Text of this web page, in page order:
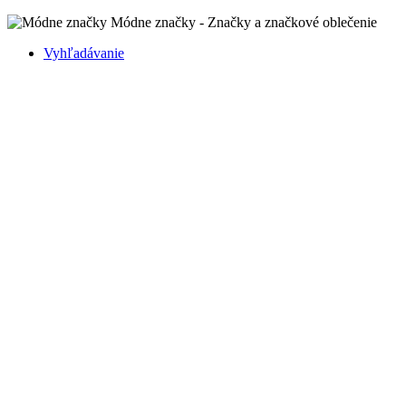
Módne značky - Značky a značkové oblečenie
Vyhľadávanie